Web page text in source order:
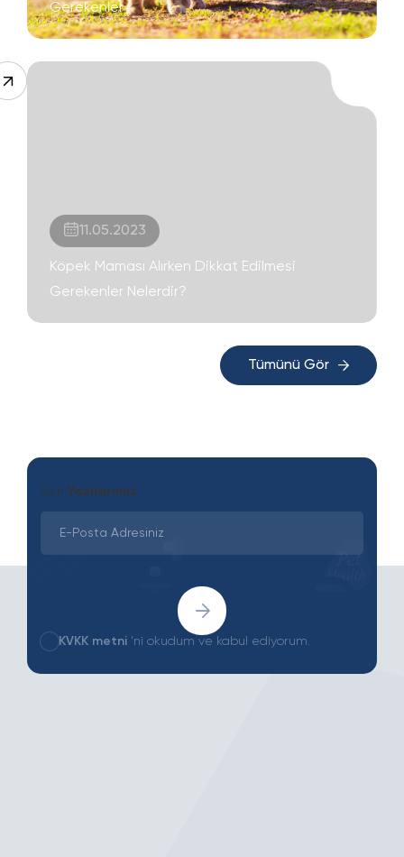
Gerekenler
11.05.2023
Köpek Maması Alırken Dikkat Edilmesi
Gerekenler Nelerdir?
Tümünü Gör
Son Yazılarımız
KVKK metni 'ni okudum ve kabul ediyorum.